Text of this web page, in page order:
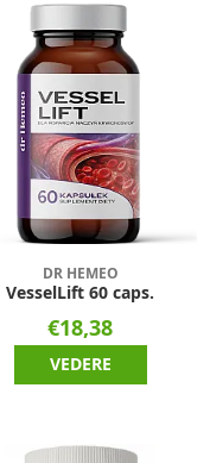
DR HEMEO
VesselLift 60 caps.
€18,38
VEDERE